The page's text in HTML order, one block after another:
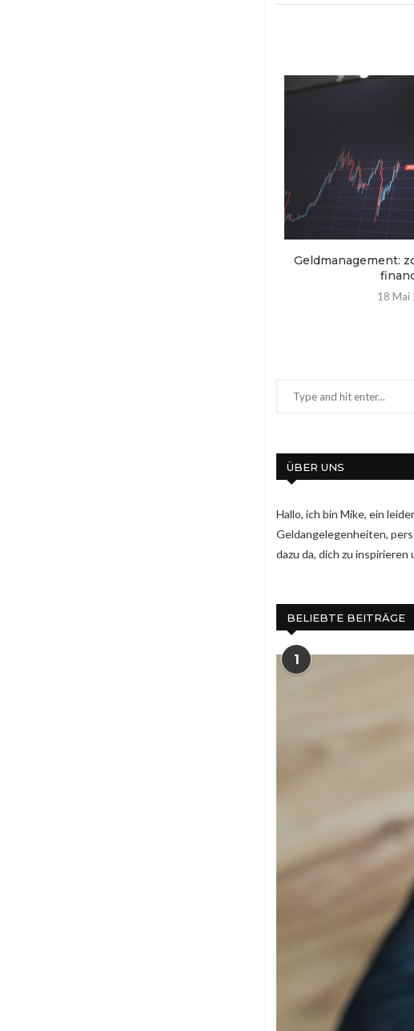
Geldmanagement:
18 Mai
ÜBER UNS
Hallo, ich bin Mike, ein
Geldangelegenheiten,
dazu da, dich zu
BELIEBTE BEITRÄGE
1